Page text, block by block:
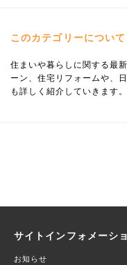
このカテゴリーについて
住まいや暮らしに関する最
ーン、住宅リフォームや、
も詳しく紹介していきます。
サイトインフォメーシ
お知らせ